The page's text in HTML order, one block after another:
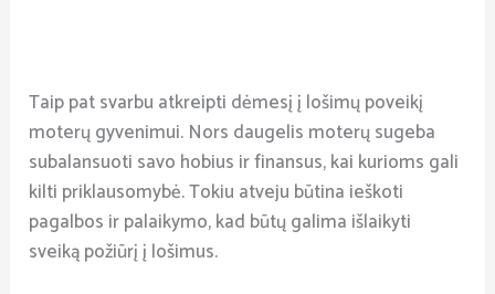
Taip pat svarbu atkreipti dėmesį į lošimų poveikį
moterų gyvenimui. Nors daugelis moterų sugeba
subalansuoti savo hobius ir finansus, kai kurioms gali
kilti priklausomybė. Tokiu atveju būtina ieškoti
pagalbos ir palaikymo, kad būtų galima išlaikyti
sveiką požiūrį į lošimus.